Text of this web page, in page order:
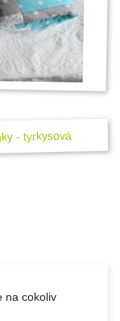
na cokoliv